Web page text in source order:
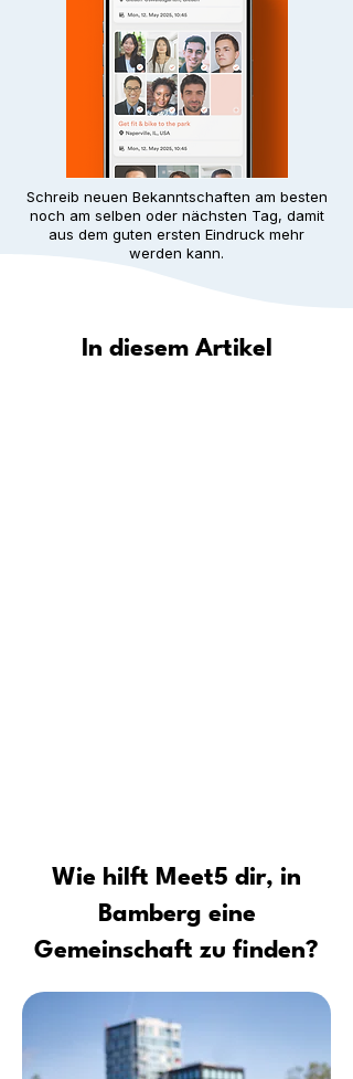
Schreib neuen Bekanntschaften am besten
noch am selben oder nächsten Tag, damit
aus dem guten ersten Eindruck mehr
werden kann.
In diesem Artikel
Wie hilft Meet5 dir, in
Bamberg eine
Gemeinschaft zu finden?